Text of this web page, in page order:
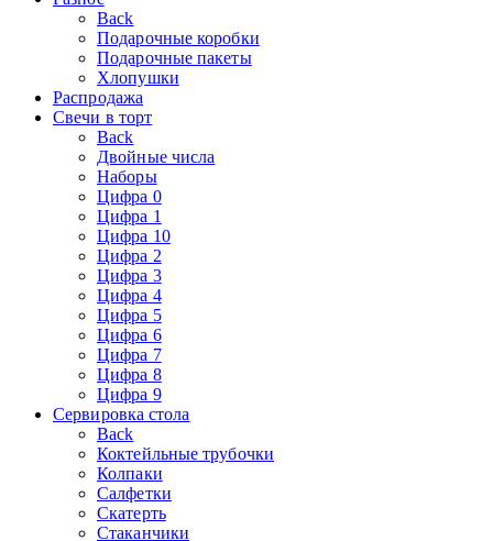
Back
Подарочные коробки
Подарочные пакеты
Хлопушки
Распродажа
Свечи в торт
Back
Двойные числа
Наборы
Цифра 0
Цифра 1
Цифра 10
Цифра 2
Цифра 3
Цифра 4
Цифра 5
Цифра 6
Цифра 7
Цифра 8
Цифра 9
Сервировка стола
Back
Коктейльные трубочки
Колпаки
Салфетки
Скатерть
Стаканчики